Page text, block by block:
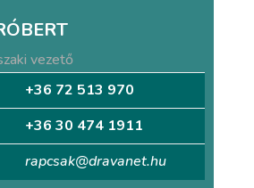
vezető
+36 72 513 970
+36 30 474 1911
rapcsak@dravanet.hu